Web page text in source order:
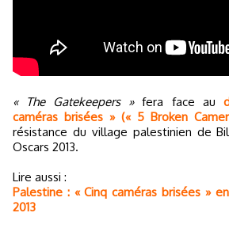
« The Gatekeepers »fera face au
caméras brisées » (« 5 Broken
résistance du village palestinien de
Oscars 2013.
Lire aussi :
Palestine : « Cinq caméras brisées »
2013